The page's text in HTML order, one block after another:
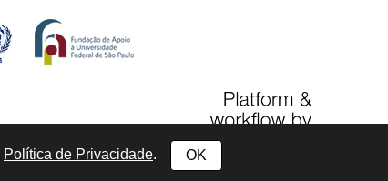
Política de Privacidade. OK